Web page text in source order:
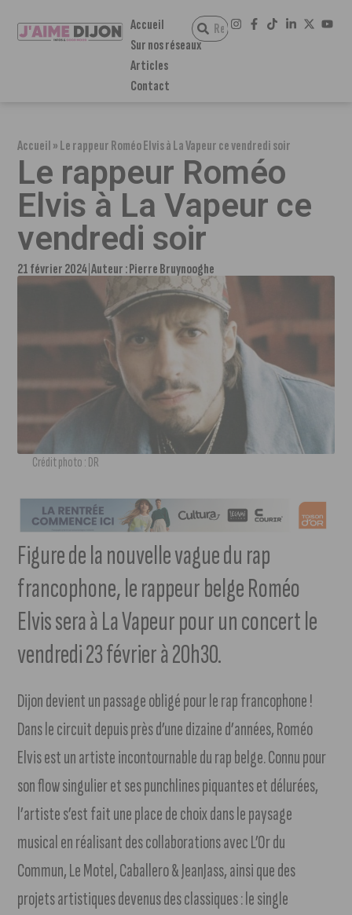
Accueil
Sur nos réseaux
Articles
Contact
Accueil»Le rappeur Roméo Elvis à La Vapeur ce vendredi soir
Le rappeur Roméo
Elvis à La Vapeur ce
vendredi soir
21 février 2024 Auteur :Pierre Bruynooghe
Crédit photo : DR
Figure de la nouvelle vague du rap
francophone, le rappeur belge Roméo
Elvis sera à La Vapeur pour un concert le
vendredi 23 février à 20h30.
Dijon devient un passage obligé pour le rap francophone !
Dans le circuit depuis près d’une dizaine d’années, Roméo
Elvis est un artiste incontournable du rap belge. Connu pour
son flow singulier et ses punchlines piquantes et délurées,
l’artiste s’est fait une place de choix dans le paysage
musical en réalisant des collaborations avec L’Or du
Commun, Le Motel, Caballero & JeanJass, ainsi que des
projets artistiques devenus des classiques : le single